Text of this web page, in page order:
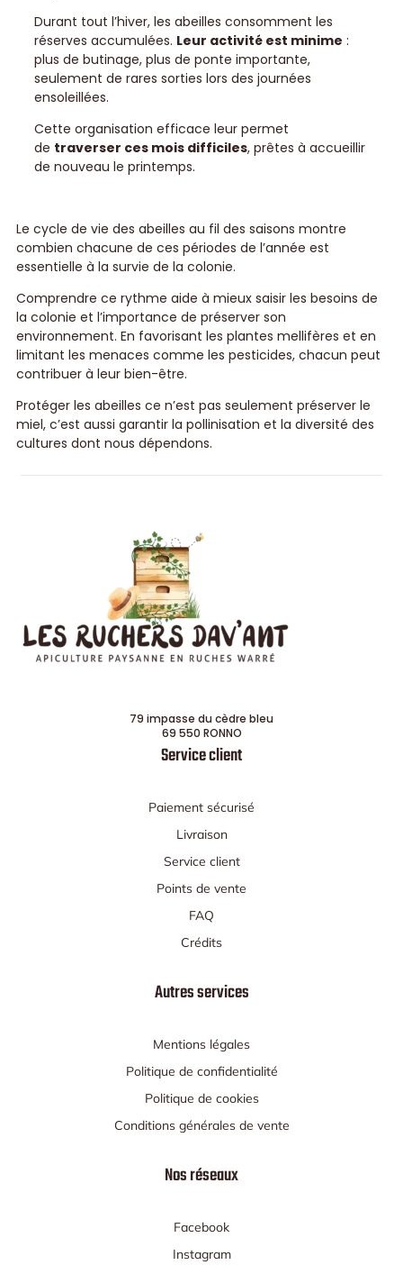
Durant tout l’hiver, les abeilles consomment les
réserves accumulées. Leur activité est minime :
plus de butinage, plus de ponte importante,
seulement de rares sorties lors des journées
ensoleillées.
Cette organisation efficace leur permet
de traverser ces mois difficiles, prêtes à accueillir
de nouveau le printemps.
Le cycle de vie des abeilles au fil des saisons montre
combien chacune de ces périodes de l’année est
essentielle à la survie de la colonie.
Comprendre ce rythme aide à mieux saisir les besoins de
la colonie et l’importance de préserver son
environnement. En favorisant les plantes mellifères et en
limitant les menaces comme les pesticides, chacun peut
contribuer à leur bien-être.
Protéger les abeilles ce n’est pas seulement préserver le
miel, c’est aussi garantir la pollinisation et la diversité des
cultures dont nous dépendons.
79 impasse du cèdre bleu
69 550 RONNO
Service client
Paiement sécurisé
Livraison
Service client
Points de vente
FAQ
Crédits
Autres services
Mentions légales
Politique de confidentialité
Politique de cookies
Conditions générales de vente
Nos réseaux
Facebook
Instagram